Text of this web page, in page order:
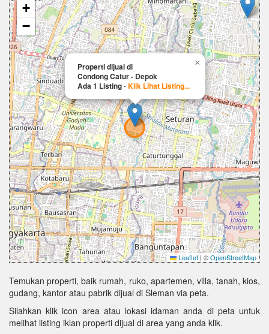
Properti dijual di
Condong Catur - Depok
Ada 1 Listing-Klik Lihat Listing...
×
+
−
Leaflet | ©OpenStreetMap
Temukan properti, baik rumah, ruko, apartemen, villa, tanah, kios,
gudang, kantor atau pabrik dijual di Sleman via peta.
Silahkan klik icon area atau lokasi idaman anda di peta untuk
melihat listing iklan properti dijual di area yang anda klik.